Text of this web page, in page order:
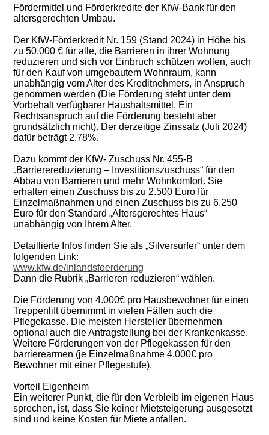
Fördermittel und Förderkredite der KfW-Bank für den
altersgerechten Umbau.
Der KfW-Förderkredit Nr. 159 (Stand 2024) in Höhe bis
zu 50.000 € für alle, die Barrieren in ihrer Wohnung
reduzieren und sich vor Einbruch schützen wollen, auch
für den Kauf von umgebautem Wohnraum, kann
unabhängig vom Alter des Kreditnehmers, in Anspruch
genommen werden (Die Förderung steht unter dem
Vorbehalt verfügbarer Haushaltsmittel. Ein
Rechtsanspruch auf die Förderung besteht aber
grundsätzlich nicht). Der derzeitige Zinssatz (Juli 2024)
dafür beträgt 2,78%.
Dazu kommt der KfW- Zuschuss Nr. 455-B
„Barrierereduzierung – Investitionszuschuss“ für den
Abbau von Barrieren und mehr Wohnkomfort. Sie
erhalten einen Zuschuss bis zu 2.500 Euro für
Einzelmaßnahmen und einen Zuschuss bis zu 6.250
Euro für den Standard „Altersgerechtes Haus“
unabhängig von Ihrem Alter.
Detaillierte Infos finden Sie als „Silversurfer“ unter dem
folgenden Link:
www.kfw.de/inlandsfoerderung
Dann die Rubrik „Barrieren reduzieren“ wählen.
Die Förderung von 4.000€ pro Hausbewohner für einen
Treppenlift übernimmt in vielen Fällen auch die
Pflegekasse. Die meisten Hersteller übernehmen
optional auch die Antragstellung bei der Krankenkasse.
Weitere Förderungen von der Pflegekassen für den
barrierearmen (je Einzelmaßnahme 4.000€ pro
Bewohner mit einer Pflegestufe).
Vorteil Eigenheim
Ein weiterer Punkt, die für den Verbleib im eigenen Haus
sprechen, ist, dass Sie keiner Mietsteigerung ausgesetzt
sind und keine Kosten für Miete anfallen.